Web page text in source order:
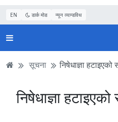
EN डार्क मोड न्यून व्यान्डविथ
सूचना निषेधाज्ञा हटाइएको
निषेधाज्ञा